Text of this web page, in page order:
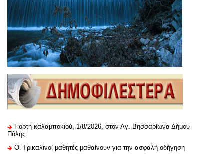
Γιορτή καλαμποκιού, 1/8/2026, στον Αγ. Βησσαρίωνα Δήμου
Πύλης
Οι Τρικαλινοί μαθητές μαθαίνουν για την ασφαλή οδήγηση